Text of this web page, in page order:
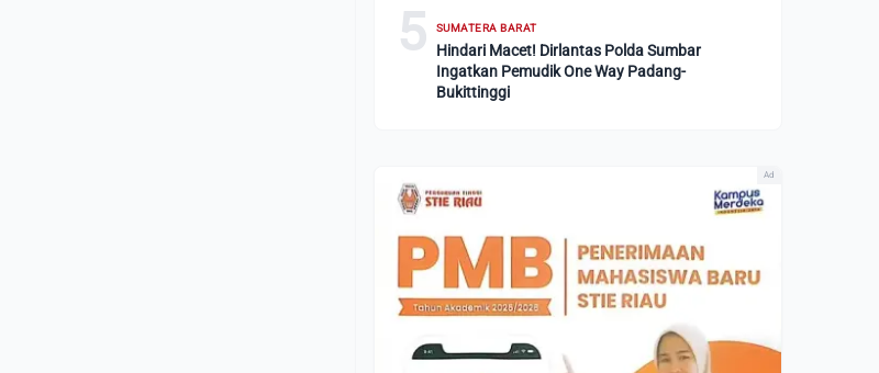
5 SUMATERA BARAT
Hindari Macet! Dirlantas Polda Sumbar
Ingatkan Pemudik One Way Padang-
Bukittinggi
Ad